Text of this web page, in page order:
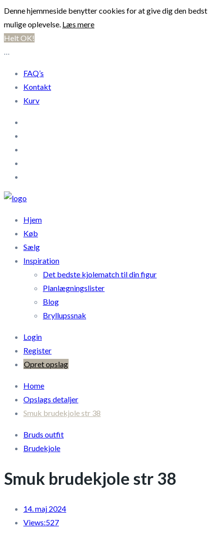
Denne hjemmeside benytter cookies for at give dig den bedst
mulige oplevelse. Læs mere
Helt OK!
…
FAQ’s
Kontakt
Kurv
Hjem
Køb
Sælg
Inspiration
Det bedste kjolematch til din figur
Planlægningslister
Blog
Bryllupssnak
Login
Register
Opret opslag
Home
Opslags detaljer
Smuk brudekjole str 38
Bruds outfit
Brudekjole
Smuk brudekjole str 38
14. maj 2024
Views:527